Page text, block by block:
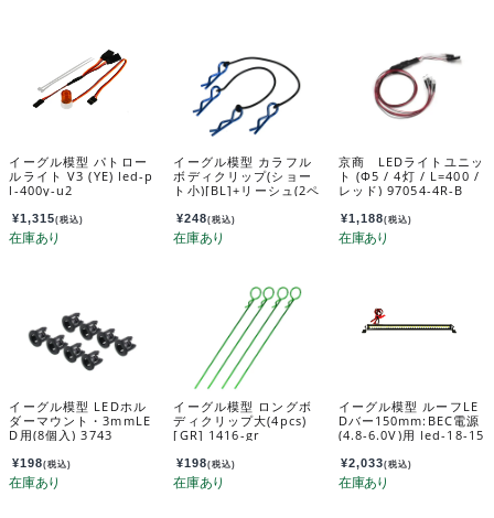
イーグル模型 パトロー
ルライト V3 (YE) led-p
l-400y-u2
¥1,315(税込)
イーグル模型 カラフル
ボディクリップ(ショー
ト小)[BL]+リーシュ(2ペ
¥248(税込)
京商 LEDライトユニッ
ト (Φ5 / 4灯 / L=400 /
レッド) 97054-4R-B
¥1,188(税込)
イーグル模型 LEDホル
ダーマウント・3mmLE
D用(8個入) 3743
¥198(税込)
イーグル模型 ロングボ
ディクリップ大(4pcs)
[GR] 1416-gr
¥198(税込)
イーグル模型 ルーフLE
Dバー150mm:BEC電源
(4.8-6.0V)用 led-18-15
¥2,033(税込)